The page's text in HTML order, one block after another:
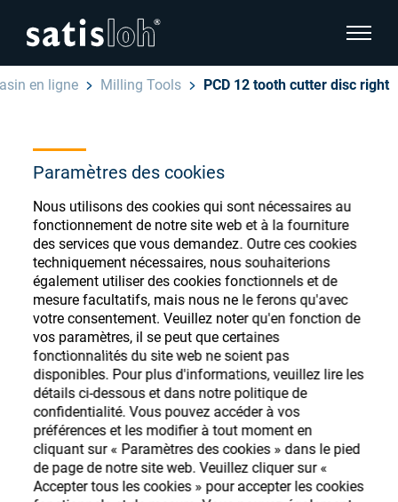
Paramètres des cookies
Nous utilisons des cookies qui sont nécessaires au
fonctionnement de notre site web et à la fourniture
des services que vous demandez. Outre ces cookies
techniquement nécessaires, nous souhaiterions
également utiliser des cookies fonctionnels et de
mesure facultatifs, mais nous ne le ferons qu'avec
votre consentement. Veuillez noter qu'en fonction de
vos paramètres, il se peut que certaines
fonctionnalités du site web ne soient pas
disponibles. Pour plus d'informations, veuillez lire les
détails ci-dessous et dans notre politique de
confidentialité. Vous pouvez accéder à vos
préférences et les modifier à tout moment en
cliquant sur « Paramètres des cookies » dans le pied
de page de notre site web. Veuillez cliquer sur «
Accepter tous les cookies » pour accepter les cookies
afficher
Français
Ophtalmique
Optique de précision
Qui sommes-nous ?
Carrière
Ressources
Store
cacher la navigation de la page
Deutsch
Español
汉语
en ligne Milling Tools PCD 12 tooth cutter disc right
Magasin de
consommables
ophtalmiques
Enregistrez-vous ou connectez-vous pour
accéder à vos comptes et découvrir notre
large gamme de consommables ophtalmiques
S'enregistrer Login